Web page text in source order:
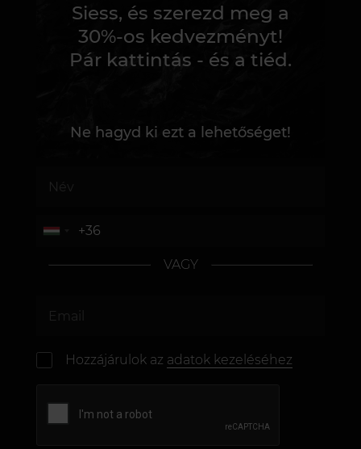
Siess, és szerezd meg a
30%-os kedvezményt!
Pár kattintás - és a tiéd.
Ne hagyd ki ezt a lehetőséget!
VAGY
Hozzájárulok az adatok kezeléséhez